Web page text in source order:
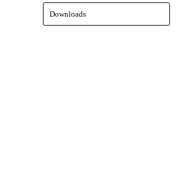
Downloads